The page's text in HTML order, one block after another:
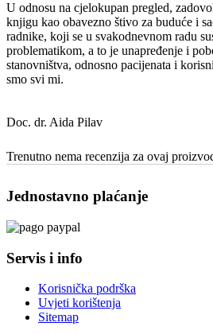
U odnosu na cjelokupan pregled,
knjigu kao obavezno štivo za buduće i
radnike, koji se u svakodnevnom radu
problematikom, a to je unapređenje i
stanovništva, odnosno pacijenata i
smo svi mi.
Doc. dr. Aida Pilav
Trenutno nema recenzija za ovaj
Jednostavno plaćanje
Servis i info
Korisnička podrška
Uvjeti korištenja
Sitemap